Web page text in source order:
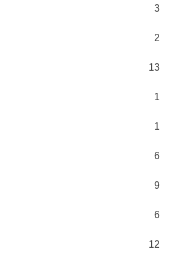
3
2
13
1
1
6
9
6
12